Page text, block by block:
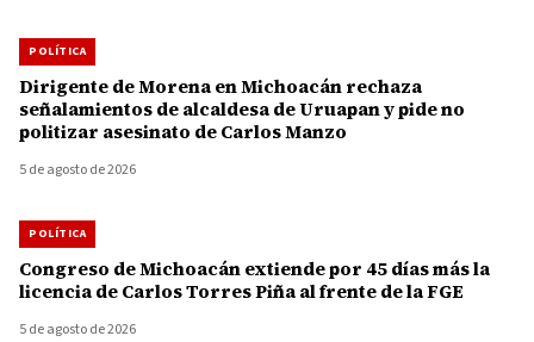
POLÍTICA
Dirigente de Morena en Michoacán rechaza
señalamientos de alcaldesa de Uruapan y pide no
politizar asesinato de Carlos Manzo
5 de agosto de 2026
POLÍTICA
Congreso de Michoacán extiende por 45 días más la
licencia de Carlos Torres Piña al frente de la FGE
5 de agosto de 2026